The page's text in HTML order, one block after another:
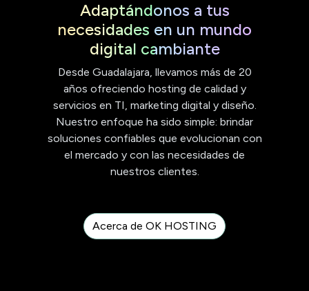
Adaptándonos a tus
necesidades en un mundo
digital cambiante
Desde Guadalajara, llevamos más de 20
años ofreciendo hosting de calidad y
servicios en TI, marketing digital y diseño.
Nuestro enfoque ha sido simple: brindar
soluciones confiables que evolucionan con
el mercado y con las necesidades de
nuestros clientes.
Acerca de OK HOSTING